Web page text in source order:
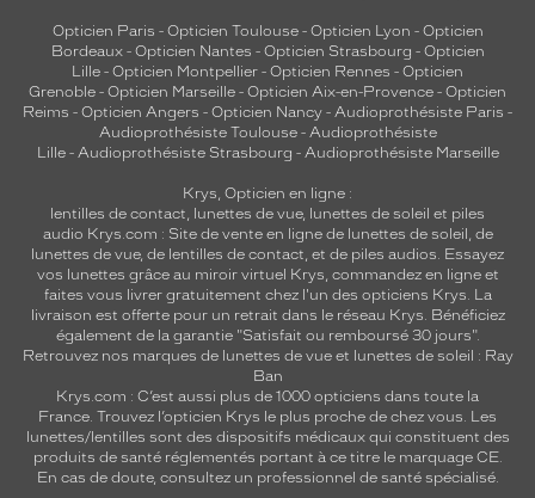
Opticien Paris - Opticien Toulouse- Opticien Lyon - Opticien
Bordeaux- Opticien Nantes - Opticien Strasbourg - Opticien
Lille - Opticien Montpellier - Opticien Rennes - Opticien
Grenoble - Opticien Marseille - Opticien Aix-en-Provence - Opticien
Reims - Opticien Angers - Opticien Nancy - Audioprothésiste Paris -
Audioprothésiste Toulouse- Audioprothésiste
Lille- Audioprothésiste Strasbourg - Audioprothésiste Marseille
Krys, Opticien en ligne :
lentilles de contact lunettes de vue, lunettes de soleil et piles
audio Krys.com : Site de vente en ligne de lunettes de soleil, de
lunettes de vue, de lentilles de contact , et de piles audios. Essayez
vos lunettes grâce au miroir virtuel Krys, commandez en ligne et
faites vous livrer gratuitement chez l'un des opticiens Krys. La
livraison est offerte pour un retrait dans le réseau Krys. Bénéficiez
également de la garantie "Satisfait ou remboursé 30 jours".
Retrouvez nos marques de lunettes de vue et lunettes de soleil : Ray
Ban
Krys.com : C’est aussi plus de 1000 opticiens dans toute la
France. Trouvez l’opticien Krys le plus proche de chez vous . Les
lunettes/lentilles sont des dispositifs médicaux qui constituent des
produits de santé réglementés portant à ce titre le marquage CE.
En cas de doute, consultez un professionnel de santé spécialisé.